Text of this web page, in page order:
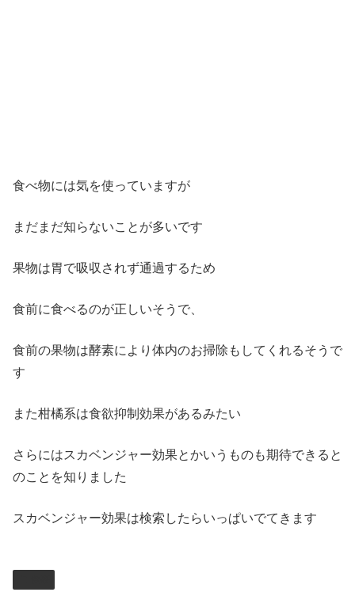
食べ物には気を使っていますが
まだまだ知らないことが多いです
果物は胃で吸収されず通過するため
食前に食べるのが正しいそうで、
食前の果物は酵素により体内のお掃除もしてくれるそうで
す
また柑橘系は食欲抑制効果があるみたい
さらにはスカベンジャー効果とかいうものも期待できると
のことを知りました
スカベンジャー効果は検索したらいっぱいでてきます